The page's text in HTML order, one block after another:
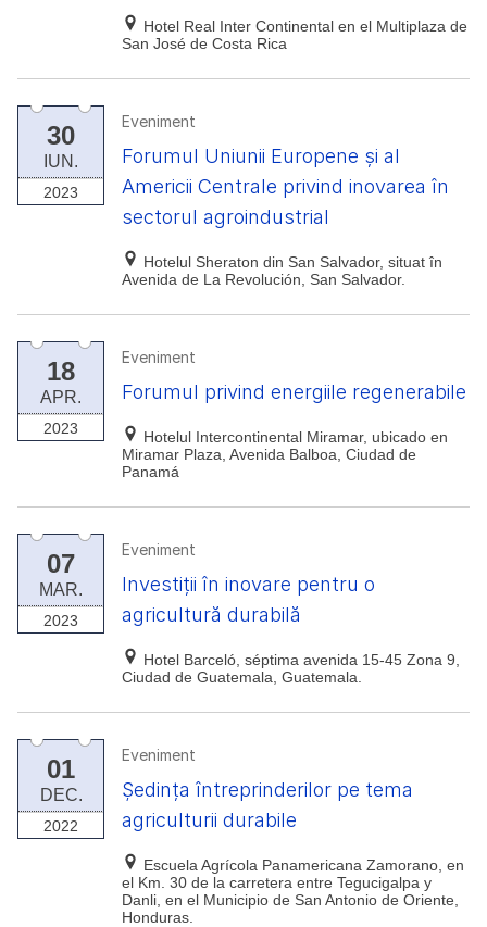
Hotel Real Inter Continental en el Multiplaza de
San José de Costa Rica
30
IUN.
2023
Eveniment
Forumul Uniunii Europene și al
Americii Centrale privind inovarea în
sectorul agroindustrial
Hotelul Sheraton din San Salvador, situat în
Avenida de La Revolución, San Salvador.
18
APR.
2023
Eveniment
Forumul privind energiile regenerabile
Hotelul Intercontinental Miramar, ubicado en
Miramar Plaza, Avenida Balboa, Ciudad de
Panamá
07
MAR.
2023
Eveniment
Investiții în inovare pentru o
agricultură durabilă
Hotel Barceló, séptima avenida 15-45 Zona 9,
Ciudad de Guatemala, Guatemala.
01
DEC.
2022
Eveniment
Ședința întreprinderilor pe tema
agriculturii durabile
Escuela Agrícola Panamericana Zamorano, en
el Km. 30 de la carretera entre Tegucigalpa y
Danli, en el Municipio de San Antonio de Oriente,
Honduras.